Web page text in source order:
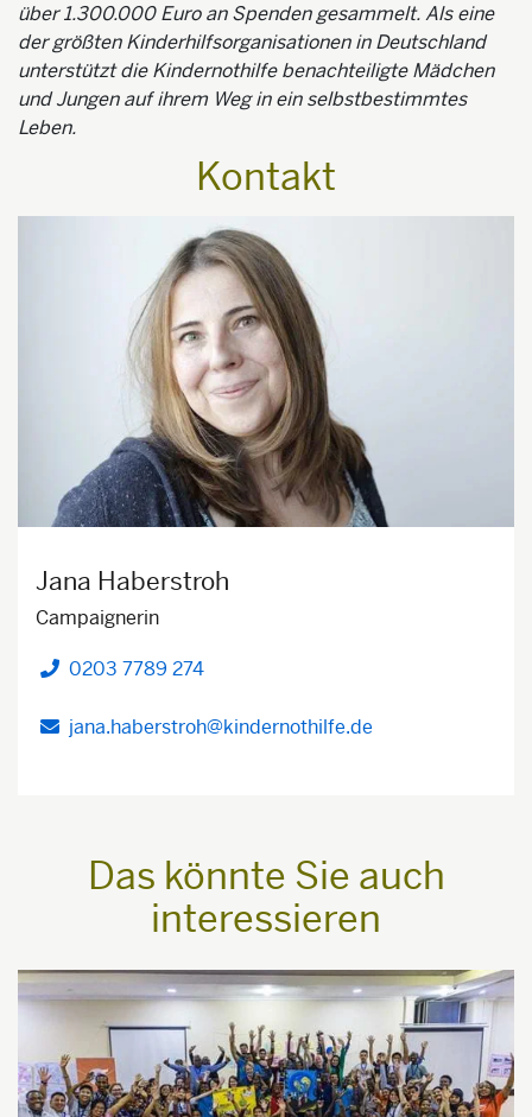
über 1.300.000 Euro an Spenden gesammelt. Als eine
der größten Kinderhilfsorganisationen in Deutschland
unterstützt die Kindernothilfe benachteiligte Mädchen
und Jungen auf ihrem Weg in ein selbstbestimmtes
Leben.
Kontakt
Jana Haberstroh
Campaignerin
Telefon
0203 7789 274
jana.haberstroh@kindernothilfe.de
Das könnte Sie auch
interessieren